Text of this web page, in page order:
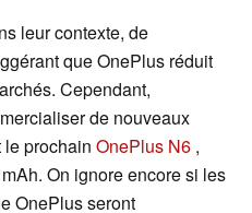
leur contexte, de
que OnePlus réduit
Cependant,
de nouveaux
le prochain OnePlus N6 ,
On ignore encore si les
OnePlus seront